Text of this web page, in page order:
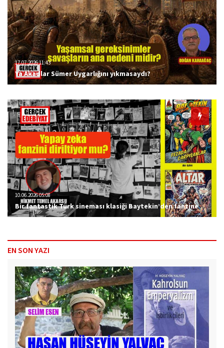
17.07.2026 11:43
Ya Akadlar Sümer Uygarlığını yıkmasaydı?
10.06.2026 05:08
Bir fantastik Türk sineması klasiği Baytekin’den fanzine
EN SON YAZI